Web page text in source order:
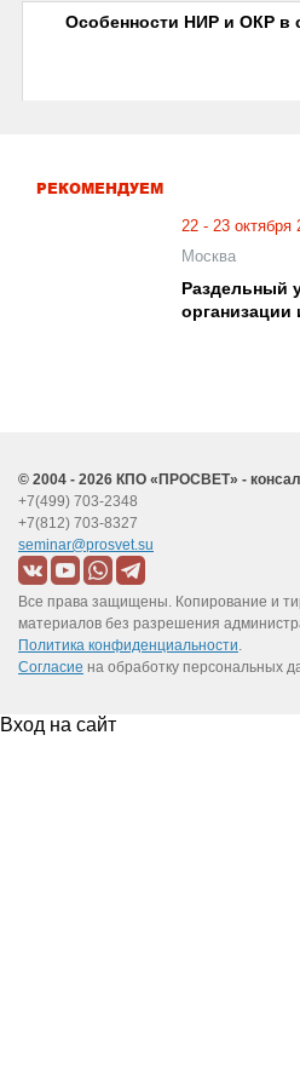
Особенности НИР и ОКР в
РЕКОМЕНДУЕМ
22 - 23 октября
Москва
Раздельный
организации
© 2004 - 2026 КПО «ПРОСВЕТ» -
+7(499) 703-2348
+7(812) 703-8327
seminar@prosvet.su
Все права защищены. Копирование и
материалов без разрешения
Политика конфиденциальности.
Согласие на обработку персональных
Вход на сайт